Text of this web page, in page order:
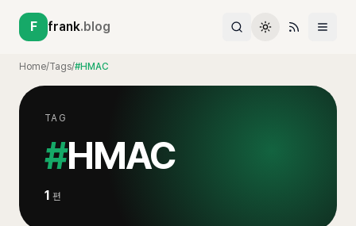
F frank.blog
Home/Tags/#HMAC
TAG
#HMAC
1 편